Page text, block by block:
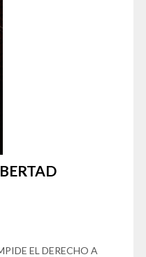
EL DERECHO A